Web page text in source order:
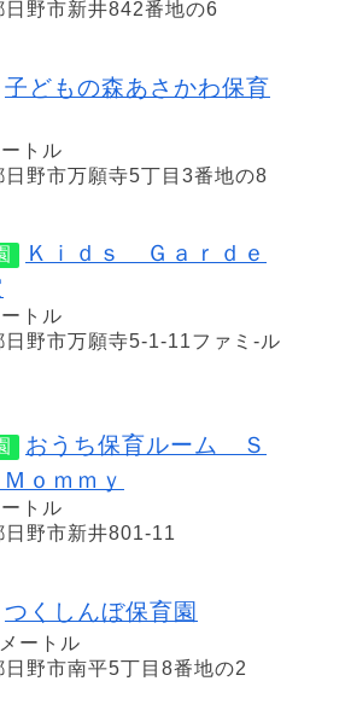
日野市新井842番地の6
子どもの森あさかわ保育
トル
日野市万願寺5丁目3番地の8
Ｋｉｄｓ Ｇａｒｄｅ
トル
日野市万願寺5-1-11ファミ-ル
おうち保育ルーム Ｓ
ｏｍｍｙ
トル
日野市新井801-11
つくしんぼ保育園
ートル
野市南平5丁目8番地の2